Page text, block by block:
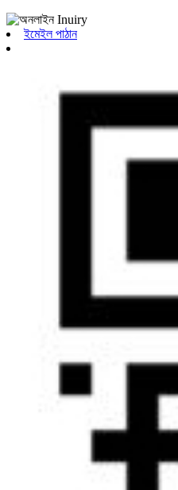
ইমেইল পাঠান